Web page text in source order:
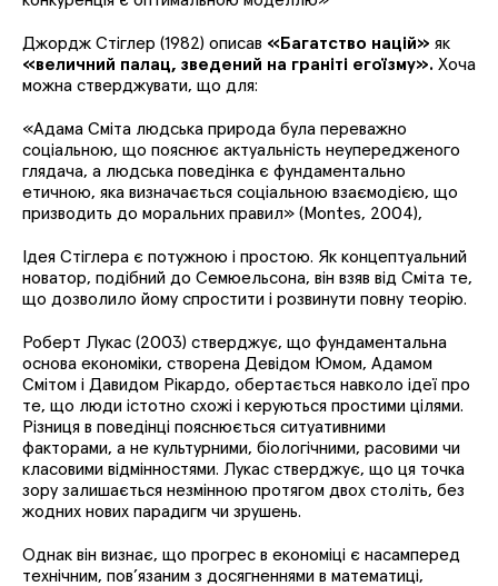
Джордж Стіглер (1982) описав «Багатство націй» як
«величний палац, зведений на граніті егоїзму». Хоча
можна стверджувати, що для:
«Адама Сміта людська природа була переважно
соціальною, що пояснює актуальність неупередженого
глядача, а людська поведінка є фундаментально
етичною, яка визначається соціальною взаємодією, що
призводить до моральних правил» (Montes, 2004),
Ідея Стіглера є потужною і простою. Як концептуальний
новатор, подібний до Семюельсона, він взяв від Сміта те,
що дозволило йому спростити і розвинути повну теорію.
Роберт Лукас (2003) стверджує, що фундаментальна
основа економіки, створена Девідом Юмом, Адамом
Смітом і Давидом Рікардо, обертається навколо ідеї про
те, що люди істотно схожі і керуються простими цілями.
Різниця в поведінці пояснюється ситуативними
факторами, а не культурними, біологічними, расовими чи
класовими відмінностями. Лукас стверджує, що ця точка
зору залишається незмінною протягом двох століть, без
жодних нових парадигм чи зрушень.
Однак він визнає, що прогрес в економіці є насамперед
технічним, пов’язаним з досягненнями в математиці,